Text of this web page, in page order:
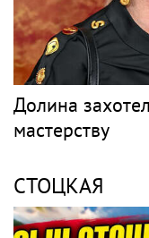
Долина
мастерству
СТОЦКАЯ